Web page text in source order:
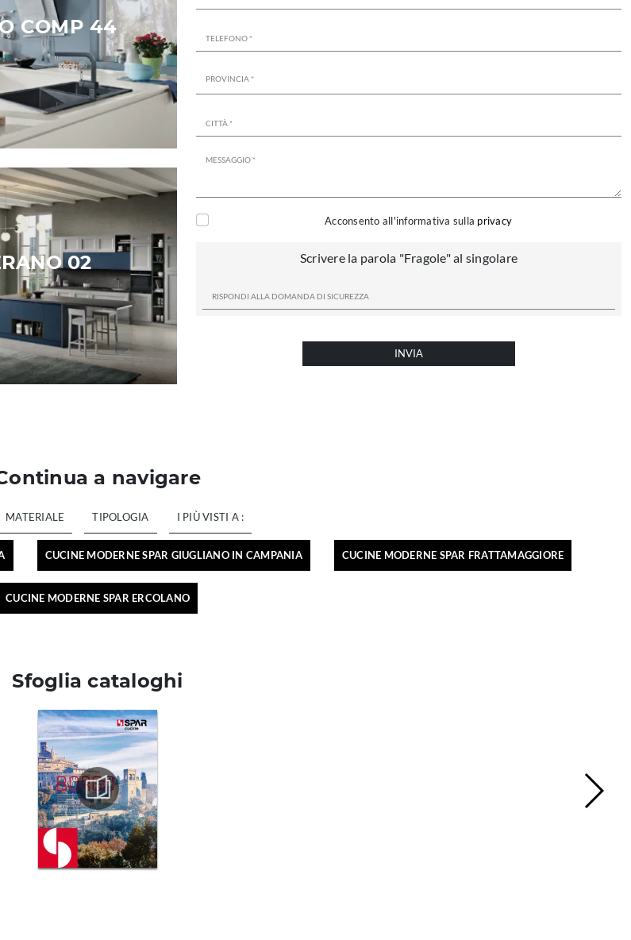
COMP 44
02
Acconsento all'informativa sulla privacy
Scrivere la parola "Fragole" al singolare
INVIA
a navigare
MATERIALE TIPOLOGIA I PIÙ VISTI A :
CUCINE MODERNE SPAR GIUGLIANO IN CAMPANIA CUCINE MODERNE SPAR FRATTAMAGGIORE
CUCINE MODERNE SPAR ERCOLANO
Sfoglia cataloghi